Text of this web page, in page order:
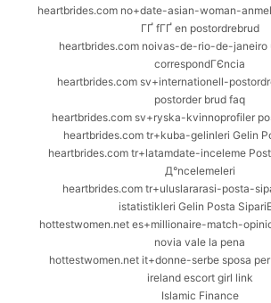
heartbrides.com no+date-asian-woman-
ГҐ fГҐ en postordrebrud
heartbrides.com noivas-de-rio-de-janeiro
correspondГЄncia
heartbrides.com sv+internationell-
postorder brud faq
heartbrides.com sv+ryska-kvinnoprofiler
heartbrides.com tr+kuba-gelinleri Gelin
heartbrides.com tr+latamdate-inceleme
Д°ncelemeleri
heartbrides.com tr+uluslararasi-posta-
istatistikleri Gelin Posta
hottestwomen.net es+millionaire-match-
novia vale la pena
hottestwomen.net it+donne-serbe sposa
ireland escort girl link
Islamic Finance